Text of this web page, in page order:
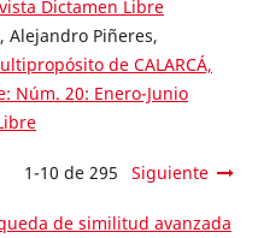
Dictamen Libre
Alejandro Piñeres,
de CALARCÁ,
Núm. 20: Enero-Junio
1-10 de 295 Siguiente
de similitud avanzada